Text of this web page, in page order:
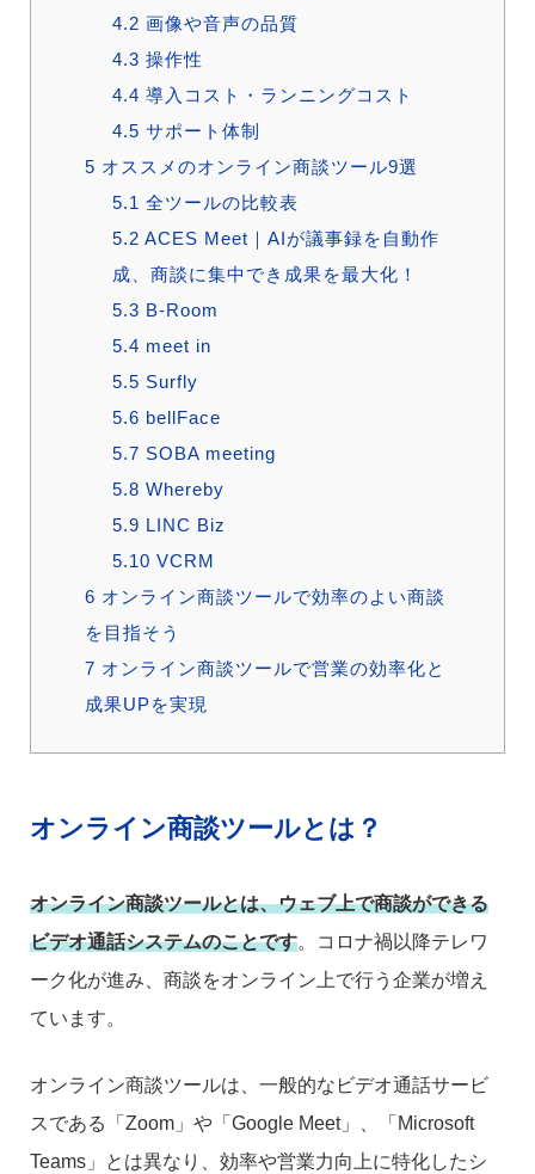
4.2 画像や音声の品質
4.3 操作性
4.4 導入コスト・ランニングコスト
4.5 サポート体制
5 オススメのオンライン商談ツール9選
5.1 全ツールの比較表
5.2 ACES Meet｜AIが議事録を自動作
成、商談に集中でき成果を最大化！
5.3 B-Room
5.4 meet in
5.5 Surfly
5.6 bellFace
5.7 SOBA meeting
5.8 Whereby
5.9 LINC Biz
5.10 VCRM
6 オンライン商談ツールで効率のよい商談
を目指そう
7 オンライン商談ツールで営業の効率化と
成果UPを実現
オンライン商談ツールとは？
オンライン商談ツールとは、ウェブ上で商談ができる
ビデオ通話システムのことです。コロナ禍以降テレワ
ーク化が進み、商談をオンライン上で行う企業が増え
ています。
オンライン商談ツールは、一般的なビデオ通話サービ
スである「Zoom」や「Google Meet」、「Microsoft
Teams」とは異なり、効率や営業力向上に特化したシ